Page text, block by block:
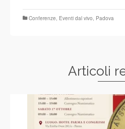
Conferenze, Eventi dal vivo, Padova
Articoli